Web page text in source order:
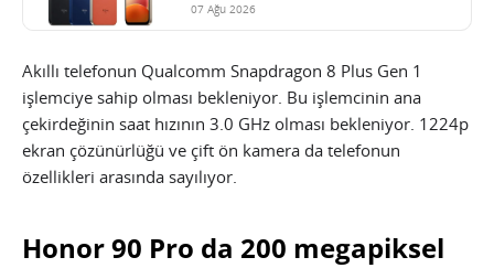
07 Ağu 2026
Akıllı telefonun Qualcomm Snapdragon 8 Plus Gen 1
işlemciye sahip olması bekleniyor. Bu işlemcinin ana
çekirdeğinin saat hızının 3.0 GHz olması bekleniyor. 1224p
ekran çözünürlüğü ve çift ön kamera da telefonun
özellikleri arasında sayılıyor.
Honor 90 Pro da 200 megapiksel